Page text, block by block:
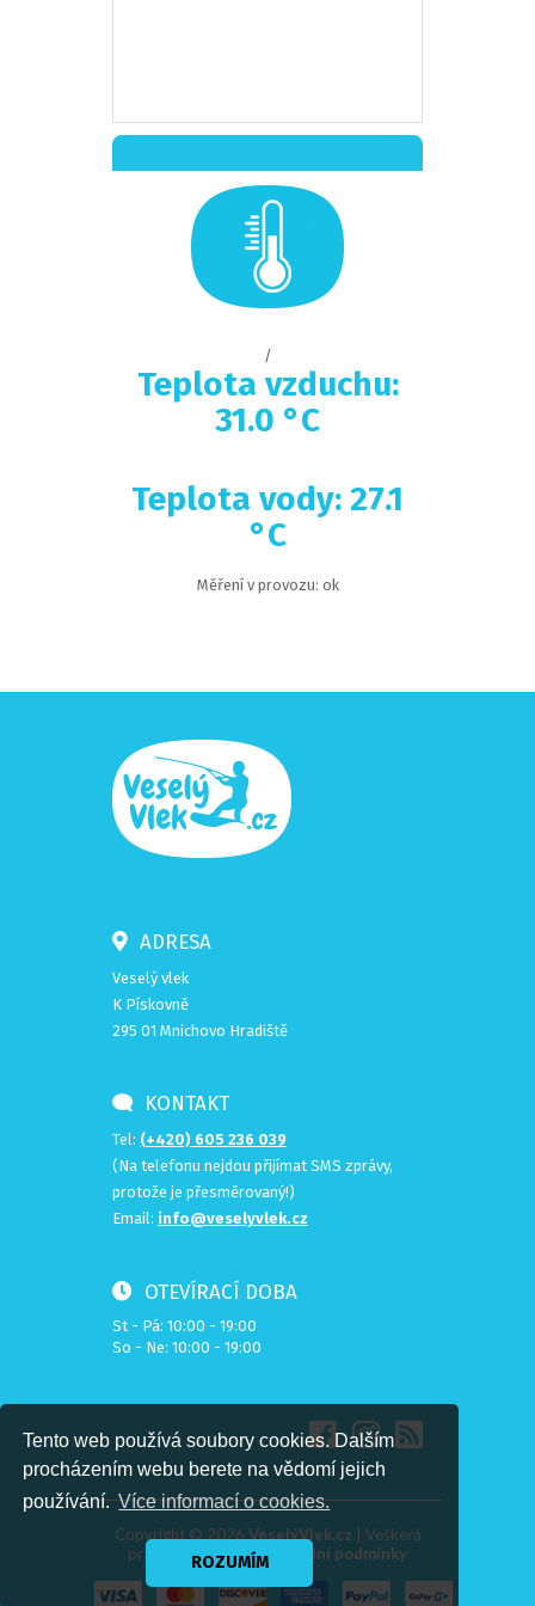
Tento web používá soubory cookies. Dalším
procházením webu berete na vědomí jejich
používání.Více informací o cookies.
ROZUMÍM
/
Teplota vzduchu:
31.0 °C
Teplota vody: 27.1
°C
Měření v provozu: ok
ADRESA
Veselý vlek
K Pískovně
295 01 Mnichovo Hradiště
KONTAKT
Tel: (+420) 605 236 039
(Na telefonu nejdou přijímat SMS zprávy,
protože je přesměrovaný!)
Email: info@veselyvlek.cz
OTEVÍRACÍ DOBA
St - Pá: 10:00 - 19:00
So - Ne: 10:00 - 19:00
Copyright © 2026 VeselýVlek.cz | Veškerá
práva vyhrazena |Obchodní podmínky